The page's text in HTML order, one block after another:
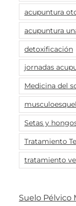
acupuntura
acupuntura
detoxificación
jornadas
Medicina del
Setas y
Tratamiento
tratamiento
Suelo Pélvico